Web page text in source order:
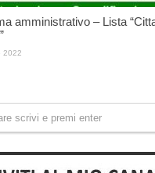
amministrativo – Lista
2022